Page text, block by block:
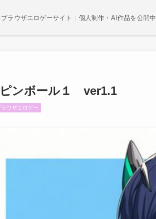
ラウザエロゲーサイト｜個人制作・AI作品を公開中
ンボール１ ver1.1
ウザエロゲー